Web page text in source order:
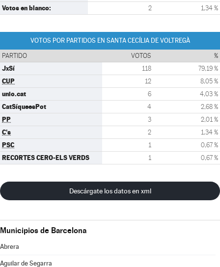
Votos en blanco: 2 1,34 %
VOTOS POR PARTIDOS EN SANTA CECÍLIA DE VOLTREGÀ
PARTIDO VOTOS %
JxSí 118 79,19 %
CUP 12 8,05 %
unio.cat 6 4,03 %
CatSíqueesPot 4 2,68 %
PP 3 2,01 %
C's 2 1,34 %
PSC 1 0,67 %
RECORTES CERO-ELS VERDS 1 0,67 %
Descárgate los datos en xml
Municipios de Barcelona
Abrera
Aguilar de Segarra